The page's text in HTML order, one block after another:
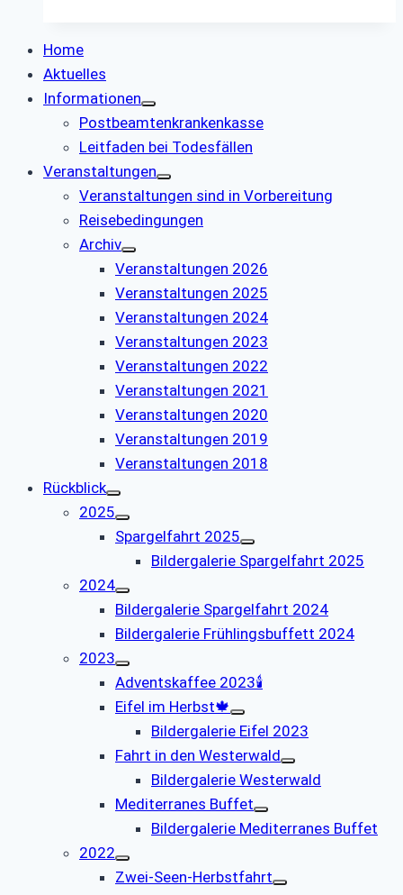
Home
Aktuelles
Informationen
Postbeamtenkrankenkasse
Leitfaden bei Todesfällen
Veranstaltungen
Veranstaltungen sind in Vorbereitung
Reisebedingungen
Archiv
Veranstaltungen 2026
Veranstaltungen 2025
Veranstaltungen 2024
Veranstaltungen 2023
Veranstaltungen 2022
Veranstaltungen 2021
Veranstaltungen 2020
Veranstaltungen 2019
Veranstaltungen 2018
Rückblick
2025
Spargelfahrt 2025
Bildergalerie Spargelfahrt 2025
2024
Bildergalerie Spargelfahrt 2024
Bildergalerie Frühlingsbuffett 2024
2023
Adventskaffee 2023🕯️
Eifel im Herbst🍁
Bildergalerie Eifel 2023
Fahrt in den Westerwald
Bildergalerie Westerwald
Mediterranes Buffet
Bildergalerie Mediterranes Buffet
2022
Zwei-Seen-Herbstfahrt